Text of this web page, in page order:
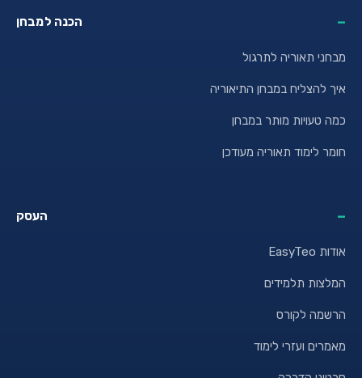
הכנה למבחן
מבחני תאוריה לתרגול
איך להצליח במבחן התיאוריה
כמה טעויות מותר במבחן
חומר לימוד תאוריה מעודכן
העסק
אודות EasyTeo
המלצות תלמידים
הרשמה לקורס
מאמרים ועזרי לימוד